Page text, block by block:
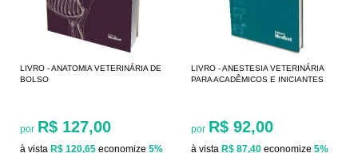
LIVRO - ANATOMIA VETERINÁRIA DE
BOLSO
por R$ 127,00
à vista R$ 120,65 economize 5%
LIVRO - ANESTESIA VETERINÁRIA
PARA ACADÊMICOS E INICIANTES
por R$ 92,00
à vista R$ 87,40 economize 5%